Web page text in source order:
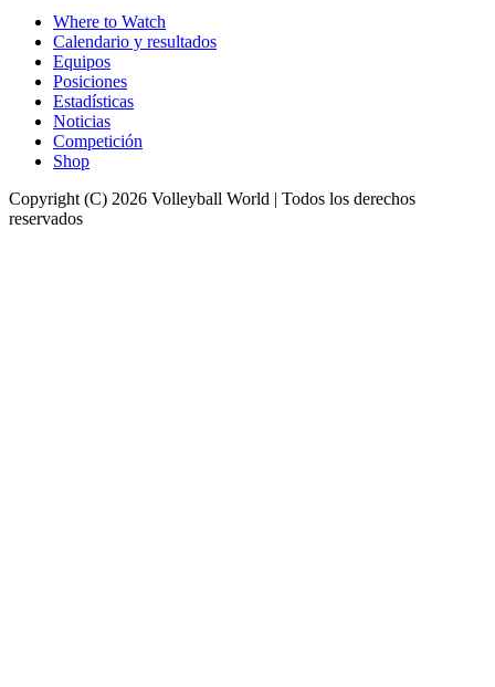
Where to Watch
Calendario y resultados
Equipos
Posiciones
Estadísticas
Noticias
Competición
Shop
Copyright (C) 2026 Volleyball World | Todos los derechos
reservados